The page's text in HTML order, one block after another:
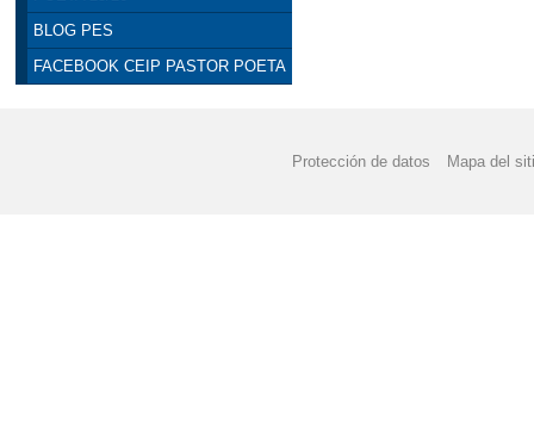
BLOG PES
FACEBOOK CEIP PASTOR POETA
Protección de datos Mapa del